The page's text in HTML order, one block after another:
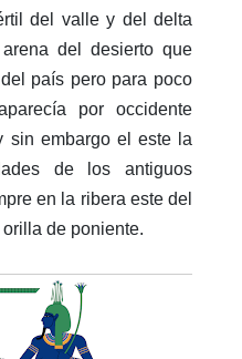
del valle y del delta
del desierto que
país pero para poco
por occidente
sin embargo el este la
de los antiguos
en la ribera este del
de poniente.